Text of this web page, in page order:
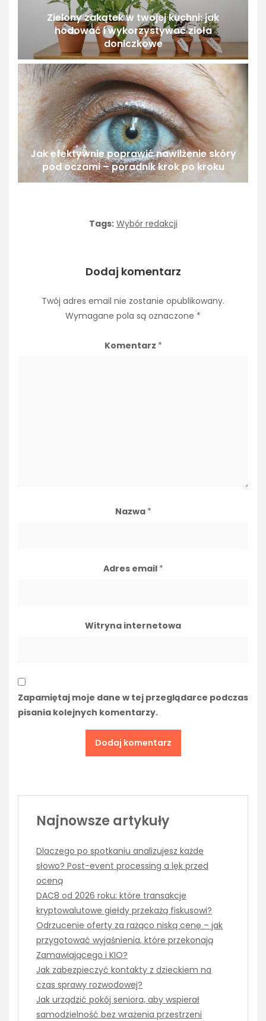
Zielony zakątek w twojej kuchni: jak
hodować i wykorzystywać zioła
doniczkowe
Jak efektywnie poprawić nawilżenie skóry
pod oczami – poradnik krok po kroku
Tags: Wybór redakcji
Dodaj komentarz
Twój adres email nie zostanie opublikowany.
Wymagane pola są oznaczone *
Komentarz *
Nazwa *
Adres email *
Witryna internetowa
Zapamiętaj moje dane w tej przeglądarce podczas
pisania kolejnych komentarzy.
Najnowsze artykuły
Dlaczego po spotkaniu analizujesz każde
słowo? Post-event processing a lęk przed
oceną
DAC8 od 2026 roku: które transakcje
kryptowalutowe giełdy przekażą fiskusowi?
Odrzucenie oferty za rażąco niską cenę – jak
przygotować wyjaśnienia, które przekonają
Zamawiającego i KIO?
Jak zabezpieczyć kontakty z dzieckiem na
czas sprawy rozwodowej?
Jak urządzić pokój seniora, aby wspierał
samodzielność bez wrażenia przestrzeni